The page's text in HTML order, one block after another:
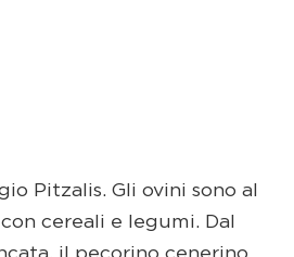
Pitzalis. Gli ovini sono al
cereali e legumi. Dal